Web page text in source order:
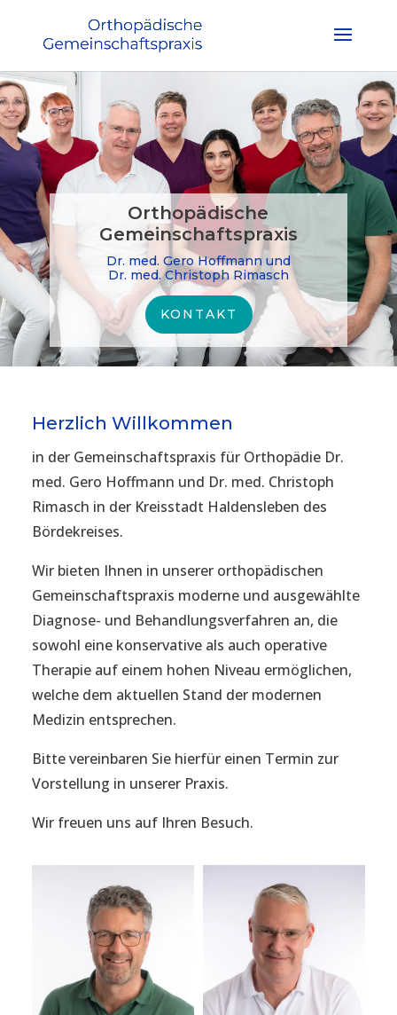
Orthopädische
Gemeinschaftspraxis
Dr. med. Gero Hoffmann und
Dr. med. Christoph Rimasch
KONTAKT
Herzlich Willkommen
in der Gemeinschaftspraxis für Orthopädie Dr.
med. Gero Hoffmann und Dr. med. Christoph
Rimasch in der Kreisstadt Haldensleben des
Bördekreises.
Wir bieten Ihnen in unserer orthopädischen
Gemeinschaftspraxis moderne und ausgewählte
Diagnose- und Behandlungsverfahren an, die
sowohl eine konservative als auch operative
Therapie auf einem hohen Niveau ermöglichen,
welche dem aktuellen Stand der modernen
Medizin entsprechen.
Bitte vereinbaren Sie hierfür einen Termin zur
Vorstellung in unserer Praxis.
Wir freuen uns auf Ihren Besuch.